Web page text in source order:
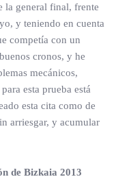
la general final, frente
y teniendo en cuenta
competía con un
cronos, y he
mecánicos,
esta prueba está
esta cita como de
arriesgar, y acumular
de Bizkaia 2013